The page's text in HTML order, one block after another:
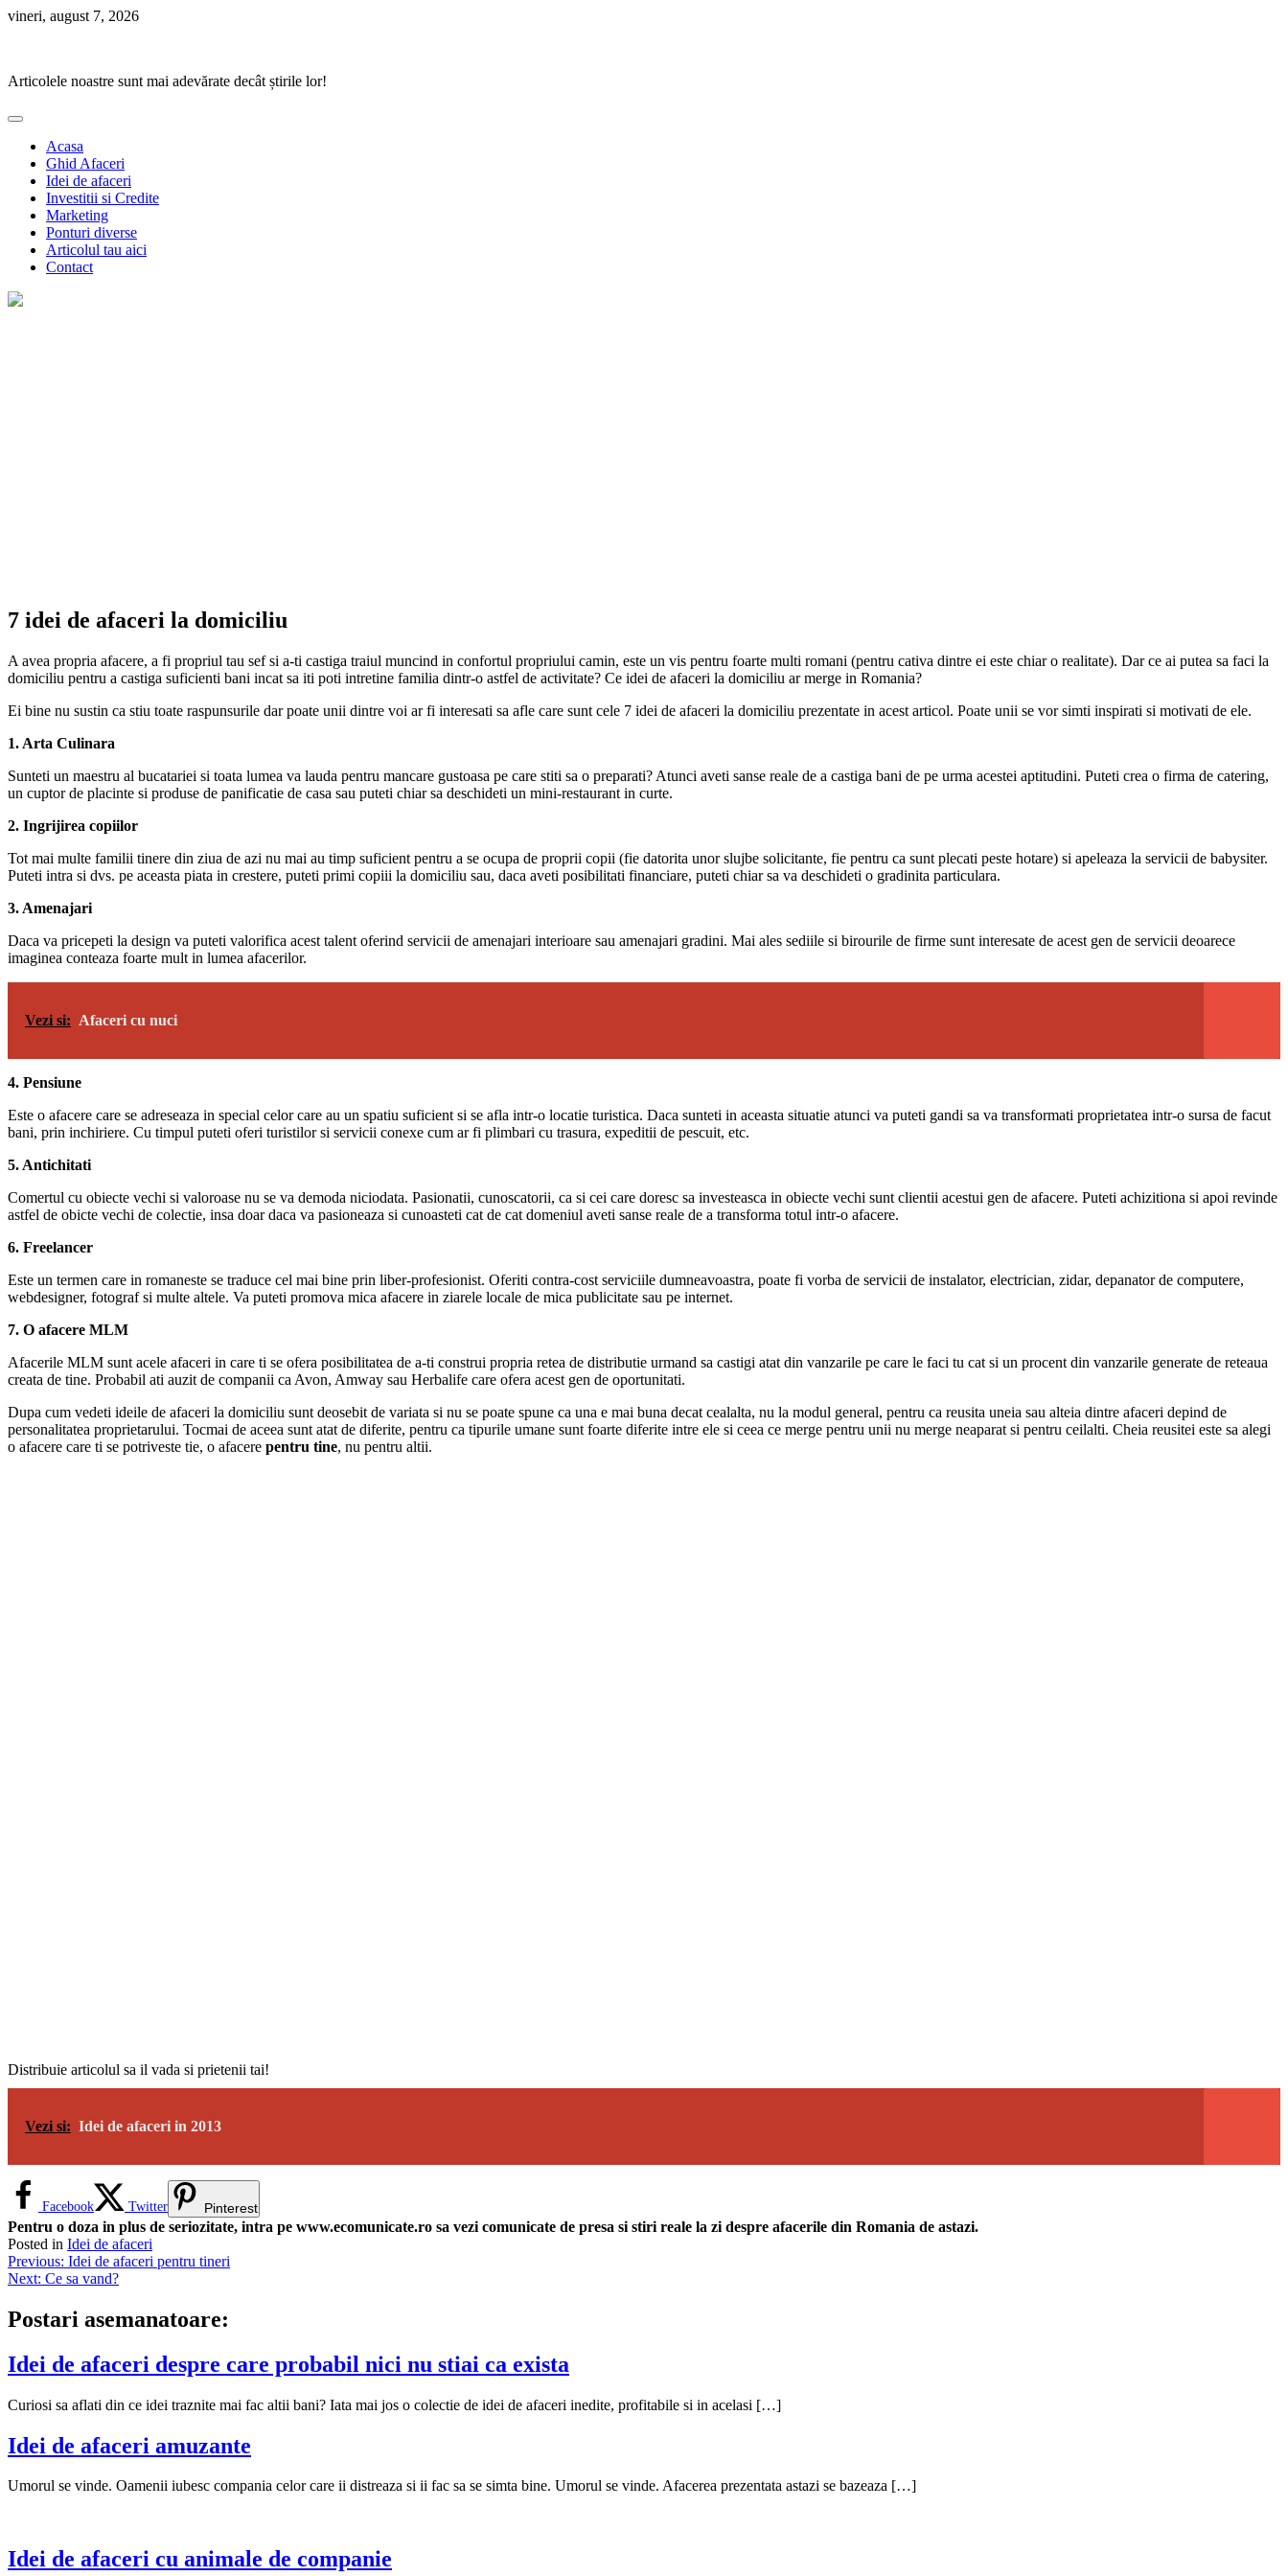
Skip
vineri, august 7, 2026
Articolele noastre sunt mai adevărate decât știrile lor!
Acasa
Ghid Afaceri
Idei de afaceri
Investitii si Credite
Marketing
Ponturi diverse
Articolul tau aici
Contact
7 idei de afaceri la domiciliu
A avea propria afacere, a fi propriul tau sef si a-ti castiga traiul muncind in confortul propriului camin, este un vis pentru foarte multi romani (pentru cativa dintre ei este chiar o realitate). Dar ce ai putea sa faci la
domiciliu pentru a castiga suficienti bani incat sa iti poti intretine familia dintr-o astfel de activitate? Ce idei de afaceri la domiciliu ar merge in Romania?
Ei bine nu sustin ca stiu toate raspunsurile dar poate unii dintre voi ar fi interesati sa afle care sunt cele 7 idei de afaceri la domiciliu prezentate in acest articol. Poate unii se vor simti inspirati si motivati de ele.
1. Arta Culinara
Sunteti un maestru al bucatariei si toata lumea va lauda pentru mancare gustoasa pe care stiti sa o preparati? Atunci aveti sanse reale de a castiga bani de pe urma acestei aptitudini. Puteti crea o firma de catering,
un cuptor de placinte si produse de panificatie de casa sau puteti chiar sa deschideti un mini-restaurant in curte.
2. Ingrijirea copiilor
Tot mai multe familii tinere din ziua de azi nu mai au timp suficient pentru a se ocupa de proprii copii (fie datorita unor slujbe solicitante, fie pentru ca sunt plecati peste hotare) si apeleaza la servicii de babysiter.
Puteti intra si dvs. pe aceasta piata in crestere, puteti primi copiii la domiciliu sau, daca aveti posibilitati financiare, puteti chiar sa va deschideti o gradinita particulara.
3. Amenajari
Daca va pricepeti la design va puteti valorifica acest talent oferind servicii de amenajari interioare sau amenajari gradini. Mai ales sediile si birourile de firme sunt interesate de acest gen de servicii deoarece
imaginea conteaza foarte mult in lumea afacerilor.
Vezi si: Afaceri cu nuci
4. Pensiune
Este o afacere care se adreseaza in special celor care au un spatiu suficient si se afla intr-o locatie turistica. Daca sunteti in aceasta situatie atunci va puteti gandi sa va transformati proprietatea intr-o sursa de facut
bani, prin inchiriere. Cu timpul puteti oferi turistilor si servicii conexe cum ar fi plimbari cu trasura, expeditii de pescuit, etc.
5. Antichitati
Comertul cu obiecte vechi si valoroase nu se va demoda niciodata. Pasionatii, cunoscatorii, ca si cei care doresc sa investeasca in obiecte vechi sunt clientii acestui gen de afacere. Puteti achizitiona si apoi revinde
astfel de obicte vechi de colectie, insa doar daca va pasioneaza si cunoasteti cat de cat domeniul aveti sanse reale de a transforma totul intr-o afacere.
6. Freelancer
Este un termen care in romaneste se traduce cel mai bine prin liber-profesionist. Oferiti contra-cost serviciile dumneavoastra, poate fi vorba de servicii de instalator, electrician, zidar, depanator de computere,
webdesigner, fotograf si multe altele. Va puteti promova mica afacere in ziarele locale de mica publicitate sau pe internet.
7. O afacere MLM
Afacerile MLM sunt acele afaceri in care ti se ofera posibilitatea de a-ti construi propria retea de distributie urmand sa castigi atat din vanzarile pe care le faci tu cat si un procent din vanzarile generate de reteaua
creata de tine. Probabil ati auzit de companii ca Avon, Amway sau Herbalife care ofera acest gen de oportunitati.
Dupa cum vedeti ideile de afaceri la domiciliu sunt deosebit de variata si nu se poate spune ca una e mai buna decat cealalta, nu la modul general, pentru ca reusita uneia sau alteia dintre afaceri depind de
personalitatea proprietarului. Tocmai de aceea sunt atat de diferite, pentru ca tipurile umane sunt foarte diferite intre ele si ceea ce merge pentru unii nu merge neaparat si pentru ceilalti. Cheia reusitei este sa alegi
o afacere care ti se potriveste tie, o afacere pentru tine, nu pentru altii.
Distribuie articolul sa il vada si prietenii tai!
Vezi si: Idei de afaceri in 2013
Facebook Twitter Pinterest
Pentru o doza in plus de seriozitate, intra pe www.ecomunicate.ro sa vezi comunicate de presa si stiri reale la zi despre afacerile din Romania de astazi.
Posted in Idei de afaceri
Navigare
în
articole
Previous: Idei de afaceri pentru tineri
Next: Ce sa vand?
Postari asemanatoare:
Idei de afaceri despre care probabil nici nu stiai ca exista
Curiosi sa aflati din ce idei traznite mai fac altii bani? Iata mai jos o colectie de idei de afaceri inedite, profitabile si in acelasi […]
Idei de afaceri amuzante
Umorul se vinde. Oamenii iubesc compania celor care ii distreaza si ii fac sa se simta bine. Umorul se vinde. Afacerea prezentata astazi se bazeaza […]
Idei de afaceri cu animale de companie